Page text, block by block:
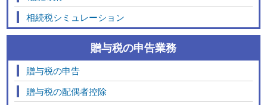
相続税シミュレーション
贈与税の申告業務
贈与税の申告
贈与税の配偶者控除